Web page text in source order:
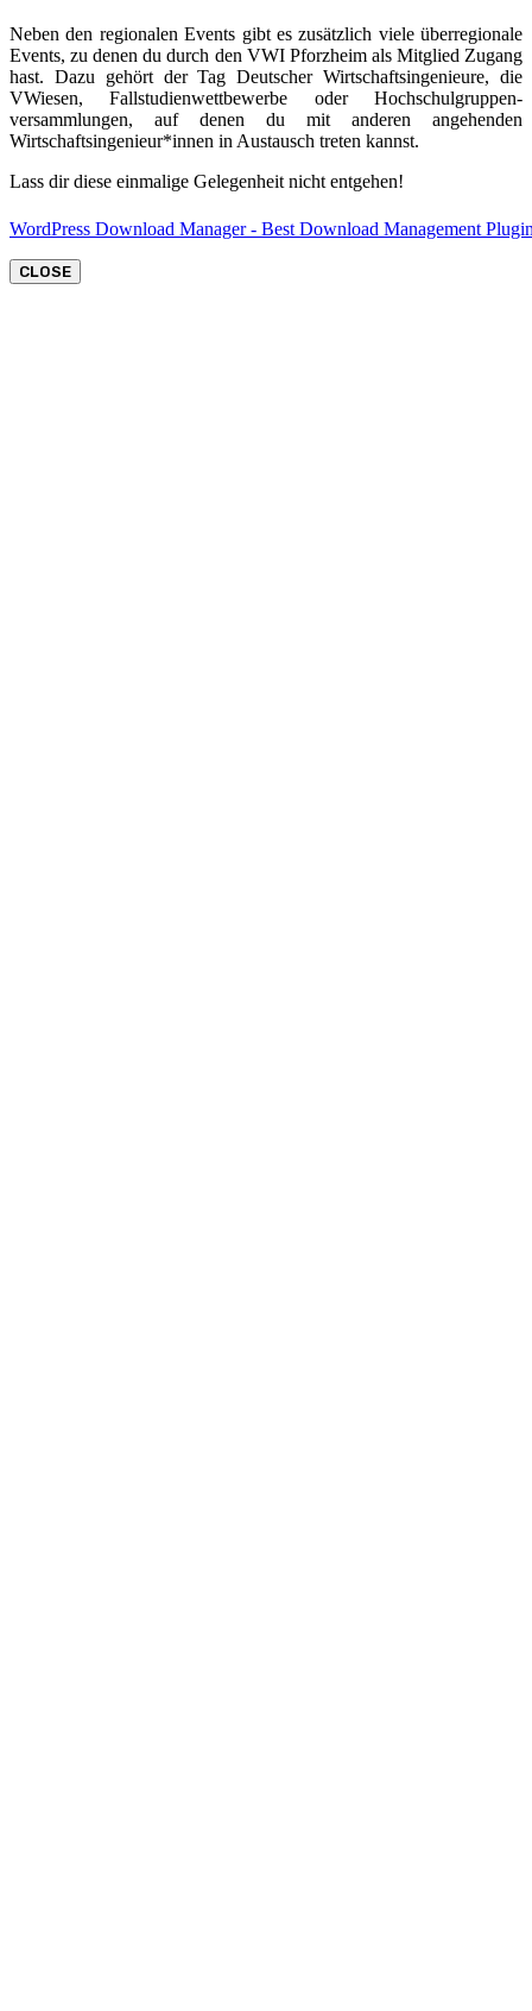
Neben den regionalen Events gibt es zusätzlich viele überregionale
Events, zu denen du durch den VWI Pforzheim als Mitglied Zugang
hast. Dazu gehört der Tag Deutscher Wirtschaftsingenieure, die
VWiesen, Fallstudienwettbewerbe oder Hochschulgruppen-
versammlungen, auf denen du mit anderen angehenden
Wirtschaftsingenieur*innen in Austausch treten kannst.
Lass dir diese einmalige Gelegenheit nicht entgehen!
WordPress Download Manager - Best Download Management
CLOSE